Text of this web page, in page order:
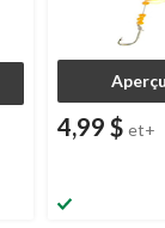
4,99 $ et+